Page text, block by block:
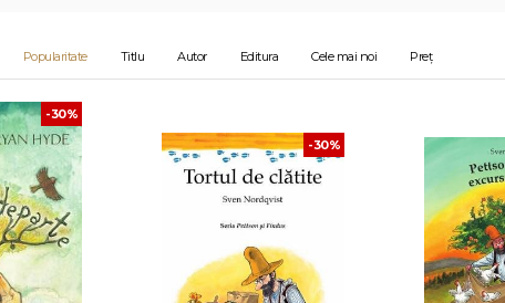
Popularitate Titlu Autor Editura Cele mai noi Preț
-30%
-30%